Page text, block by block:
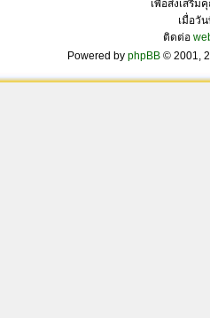
เพื่อส่งเสริม
เมื่อวั
ติดต่อ
Powered by phpBB © 2001,